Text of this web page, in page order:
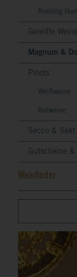
Riesling
Gereifte Weine
Magnum &
Pinots
Weißweine
Rotweine
Secco & Sekt
Gutscheine &
Weinfinder